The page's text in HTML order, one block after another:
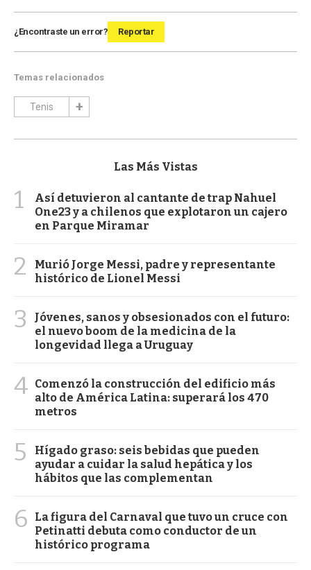
¿Encontraste un error? Reportar
Temas relacionados
Tenis
Las Más Vistas
1
Así detuvieron al cantante de trap Nahuel
One23 y a chilenos que explotaron un cajero
en Parque Miramar
2
Murió Jorge Messi, padre y representante
histórico de Lionel Messi
3
Jóvenes, sanos y obsesionados con el futuro:
el nuevo boom de la medicina de la
longevidad llega a Uruguay
4 Comenzó la construcción del edificio más
alto de América Latina: superará los 470
metros
5
Hígado graso: seis bebidas que pueden
ayudar a cuidar la salud hepática y los
hábitos que las complementan
6
La figura del Carnaval que tuvo un cruce con
Petinatti debuta como conductor de un
histórico programa